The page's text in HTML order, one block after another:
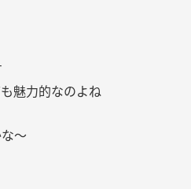
魅力的なのよね
〜